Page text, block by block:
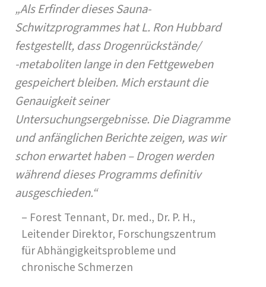
„Als Erfinder dieses Sauna-
Schwitzprogrammes hat L. Ron Hubbard
festgestellt, dass Drogenrückstände/
-metabolitenlange in den Fettgeweben
gespeichert bleiben. Mich erstaunt die
Genauigkeit seiner
Untersuchungsergebnisse. Die Diagramme
und anfänglichen Berichte zeigen, was wir
schon erwartet haben – Drogen werden
während dieses Programms definitiv
ausgeschieden.“
– Forest Tennant, Dr. med., Dr. P. H.,
Leitender Direktor, Forschungszentrum
für Abhängigkeitsprobleme und
chronische Schmerzen